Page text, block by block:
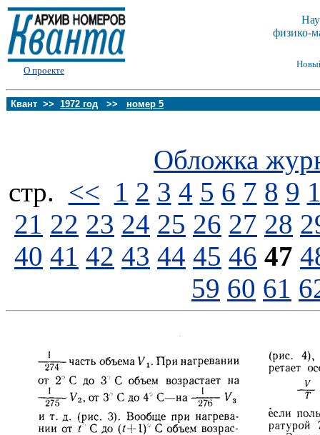
О проекте
физико-
Квант >> 1972 год >> номер 5
Обложка
стp. << 1 2 3 4 5 6 7 8 9
21 22 23 24 25 26 27 28
40 41 42 43 44 45 46 47
59 60 61